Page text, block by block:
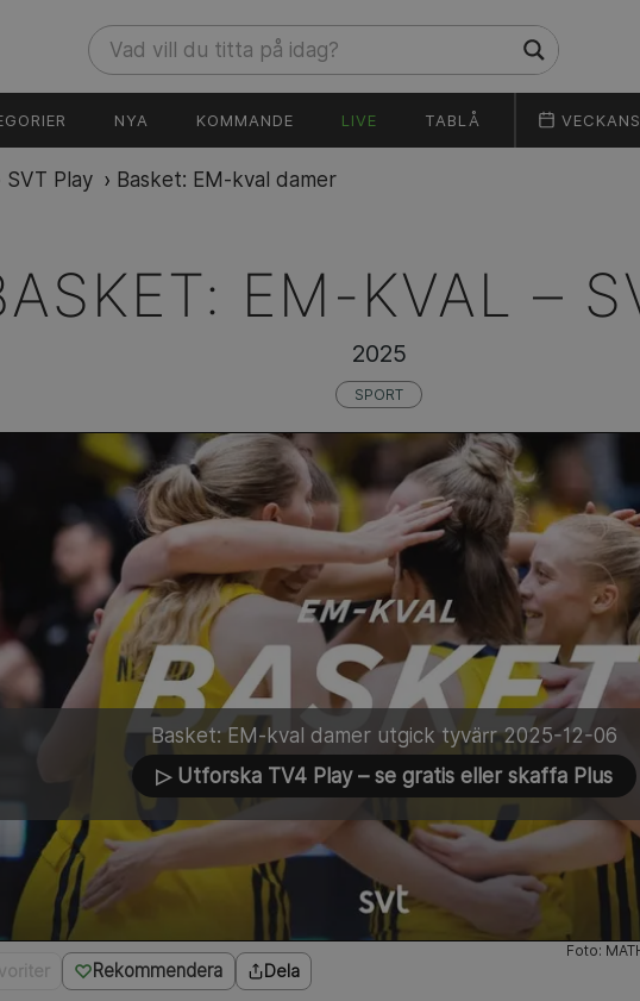
NYA KOMMANDE LIVE TABLÅ
SVT Play › Basket: EM-kval damer
EM-KVAL –
Rekommendera Dela
Foto:
Basket: EM-kval damer utgick tyvärr 2025-12-06
▷ Utforska TV4 Play – se gratis eller skaffa Plus
2025
SPORT